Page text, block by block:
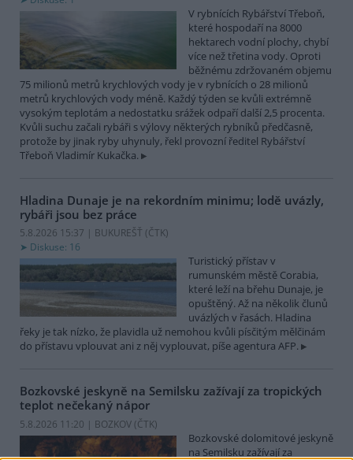
V rybnících Rybářství Třeboň,
které hospodaří na 8000
hektarech vodní plochy, chybí
více než třetina vody. Oproti
běžnému zdržovaném objemu
75 milionů metrů krychlových vody je v rybnících o 28 milionů
metrů krychlových vody méně. Každý týden se kvůli extrémně
vysokým teplotám a nedostatku srážek odpaří další 2,5 procenta.
Kvůli suchu začali rybáři s výlovy některých rybníků předčasně,
protože by jinak ryby uhynuly, řekl provozní ředitel Rybářství
Třeboň Vladimír Kukačka.
Hladina Dunaje je na rekordním minimu; lodě uvázly,
rybáři jsou bez práce
5.8.2026 15:37 | BUKUREŠŤ (ČTK)
Diskuse: 16
Turistický přístav v
rumunském městě Corabia,
které leží na břehu Dunaje, je
opuštěný. Až na několik člunů
uvázlých v řasách. Hladina
řeky je tak nízko, že plavidla už nemohou kvůli písčitým mělčinám
do přístavu vplouvat ani z něj vyplouvat, píše agentura AFP.
Bozkovské jeskyně na Semilsku zažívají za tropických
teplot nečekaný nápor
5.8.2026 11:20 | BOZKOV (ČTK)
Bozkovské dolomitové jeskyně
na Semilsku zažívají za